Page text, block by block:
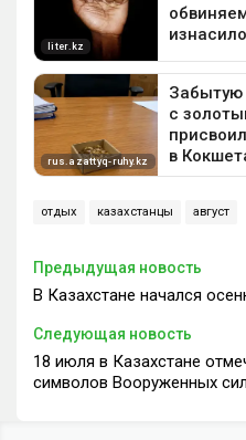
отдых казахстанцы август
Предыдущая новость
В Казахстане начался
Следующая новость
18 июля в Казахстане
символов Вооруженных сил